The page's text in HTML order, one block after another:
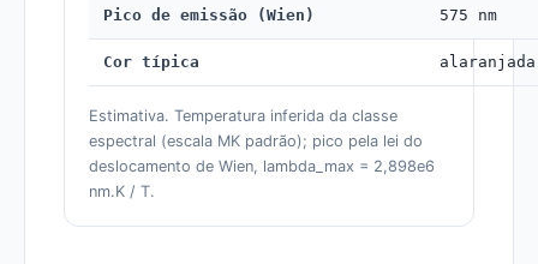
Pico de emissão (Wien) 575 nm
Cor típica alaranjada
Estimativa. Temperatura inferida da classe
espectral (escala MK padrão); pico pela lei do
deslocamento de Wien, lambda_max = 2,898e6
nm.K / T.